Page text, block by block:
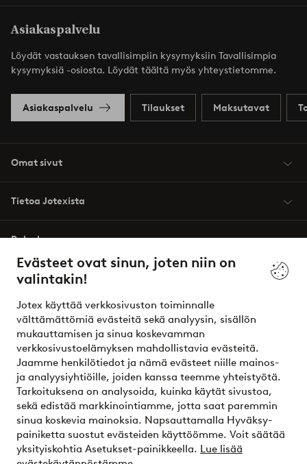
Evästeet ovat sinun, joten niin on
valintakin!
Jotex käyttää verkkosivuston toiminnalle
välttämättömiä evästeitä sekä analyysin, sisällön
mukauttamisen ja sinua koskevamman
verkkosivustoelämyksen mahdollistavia evästeitä.
Jaamme henkilötiedot ja nämä evästeet niille mainos-
ja analyysiyhtiöille, joiden kanssa teemme yhteistyötä.
Tarkoituksena on analysoida, kuinka käytät sivustoa,
sekä edistää markkinointiamme, jotta saat paremmin
sinua koskevia mainoksia. Napsauttamalla Hyväksy-
painiketta suostut evästeiden käyttöömme. Voit säätää
yksityiskohtia Asetukset-painikkeella. Lue lisää
Asiakaspalvelu
Löydät vastauksen tavallisimpiin kysymyksiin Tavallisimpia
kysymyksiä -osiosta. Löydät täältä myös yhteystietomme.
Asiakaspalvelu Tilaukset Maksutavat
Omat sivut
Tietoa Jotexista
Palvelumme
Ehdot
Ystävät
Turvalliset maksut – maksa nyt tai erissä
Haluatko tietää lisää maksuvaihtoehdoistamme?
elpy